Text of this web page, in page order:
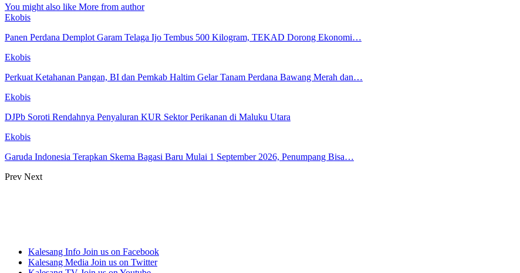
You might also like More from author
Ekobis
Panen Perdana Demplot Garam Telaga Ijo Tembus 500 Kilogram, TEKAD Dorong Ekonomi…
Ekobis
Perkuat Ketahanan Pangan, BI dan Pemkab Haltim Gelar Tanam Perdana Bawang Merah dan…
Ekobis
DJPb Soroti Rendahnya Penyaluran KUR Sektor Perikanan di Maluku Utara
Ekobis
Garuda Indonesia Terapkan Skema Bagasi Baru Mulai 1 September 2026, Penumpang Bisa…
Prev Next
Kalesang Info Join us on Facebook
Kalesang Media Join us on Twitter